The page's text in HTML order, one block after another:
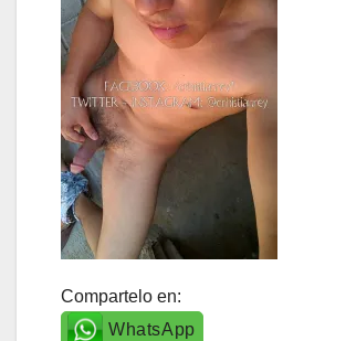
Compartelo en:
WhatsApp